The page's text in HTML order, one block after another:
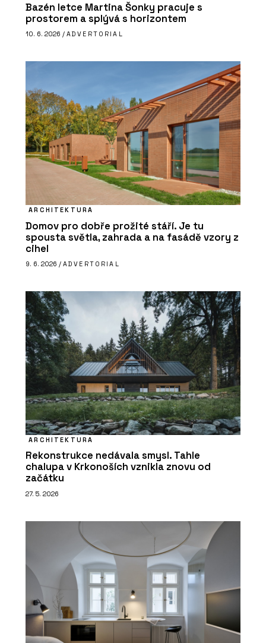
Bazén letce Martina Šonky pracuje s
prostorem a splývá s horizontem
10. 6. 2026 / ADVERTORIAL
ARCHITEKTURA
Domov pro dobře prožité stáří. Je tu
spousta světla, zahrada a na fasádě vzory z
cihel
9. 6. 2026 / ADVERTORIAL
ARCHITEKTURA
Rekonstrukce nedávala smysl. Tahle
chalupa v Krkonoších vznikla znovu od
začátku
27. 5. 2026